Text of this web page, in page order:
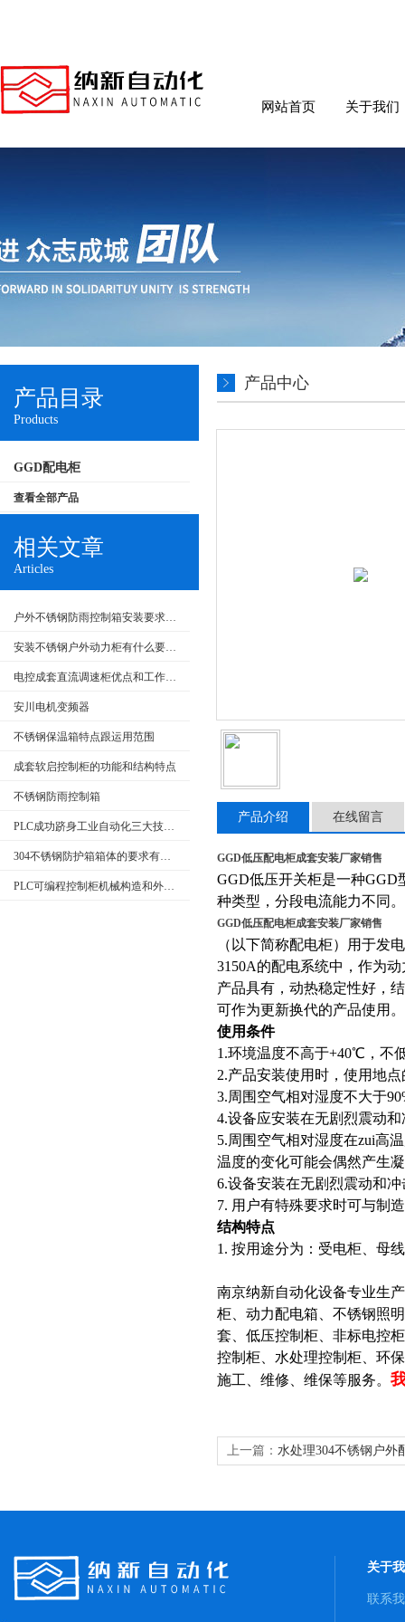
网站首页 关于我们
产品目录
Products
GGD配电柜
查看全部产品
相关文章
Articles
户外不锈钢防雨控制箱安装要求和产品特点
安装不锈钢户外动力柜有什么要求呢
电控成套直流调速柜优点和工作原理
安川电机变频器
不锈钢保温箱特点跟运用范围
成套软启控制柜的功能和结构特点
不锈钢防雨控制箱
PLC成功跻身工业自动化三大技术支柱
304不锈钢防护箱箱体的要求有哪些
PLC可编程控制柜机械构造和外部回路的检查
产品中心
产品介绍 在线留言
GGD低压配电柜成套安装厂家销售
GGD低压开关柜是一种GGD
种类型，分段电流能力不同。
GGD低压配电柜成套安装厂家销售
（以下简称配电柜）用于发
3150A的配电系统中，作为
产品具有，动热稳定性好，
可作为更新换代的产品使用。
使用条件
1.环境温度不高于+40℃，不
2.产品安装使用时，使用地
3.周围空气相对湿度不大于
4.设备应安装在无剧烈震动
5.周围空气相对湿度在zui高
温度的变化可能会偶然产生
6.设备安装在无剧烈震动和
7. 用户有特殊要求时可与制
结构特点
1. 按用途分为：受电柜、母
南京纳新自动化设备专业生
柜、动力配电箱、不锈钢照
套、低压控制柜、非标电控
控制柜、水处理控制柜、环
施工、维修、维保等服务。
上一篇： 水处理304不锈钢户外
关于
联系